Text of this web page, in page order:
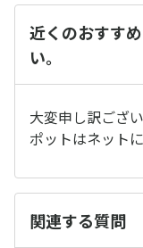
近くのおすす
い。
大変申し訳ござ
ポットはネット
関連する質問